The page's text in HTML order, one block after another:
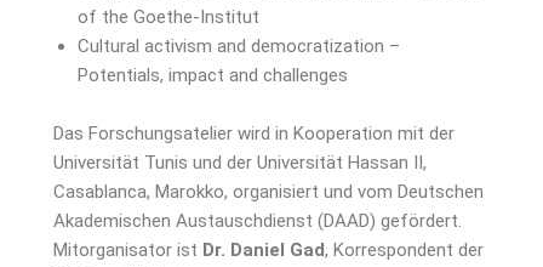
of the Goethe-Institut
Cultural activism and democratization –
Potentials, impact and challenges
Das Forschungsatelier wird in Kooperation mit der
Universität Tunis und der Universität Hassan II,
Casablanca, Marokko, organisiert und vom Deutschen
Akademischen Austauschdienst (DAAD) gefördert.
Mitorganisator ist Dr. Daniel Gad, Korrespondent der